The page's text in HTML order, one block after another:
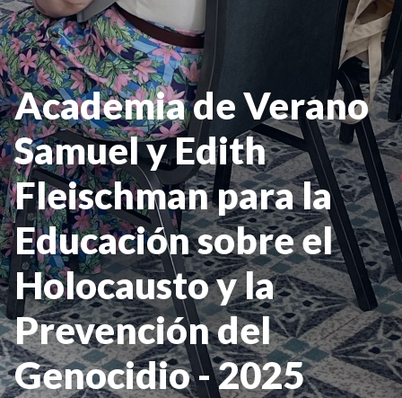
Academia de Verano
Samuel y Edith
Fleischman para la
Educación sobre el
Holocausto y la
Prevención del
Genocidio - 2025